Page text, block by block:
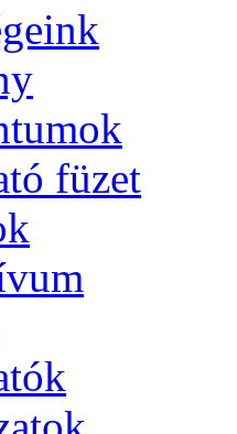
füzet